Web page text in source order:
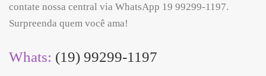
contate nossa central via WhatsApp 19 99299-1197.
Surpreenda quem você ama!
Whats: (19) 99299-1197